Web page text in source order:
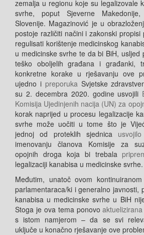
zemalja u regionu koje su legalizovale
svrhe, poput Sjeverne
Slovenije. Magazinović je u
postoje različiti načini i zakonski
regulisati korištenje medicinskog
u medicinske svrhe te da bi BiH, usljed
teško oboljelih građana i građanki,
konkretne korake u rješavanju ove
ujedno i preporuka Svjetske
su 2. decembra 2020. godine usvojili
Komisija Ujedinjenih nacija (UN) za
korak naprijed u procesu legalizacije
svrhe može uočiti u tome što je
jednoj od proteklih sjednica
usvojilo
imenovanju članova Komisije za
opojnih droga koja bi trebala
legalizaciji kanabisa u medicinske svrhe.
Međutim, unatoč ovom
parlamentaraca/ki i generalno javnosti,
kanabisa u medicinske svrhe u BiH
Stoga je ova tema ponovoaktuelizirana
s istom namjerom – da se svi
uključe u konačno rješavanje ove